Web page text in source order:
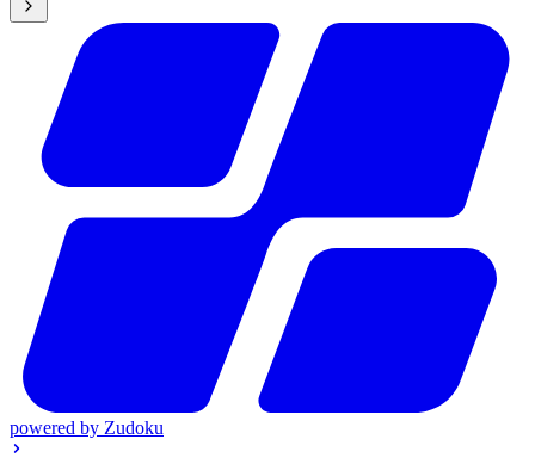
powered by Zudoku